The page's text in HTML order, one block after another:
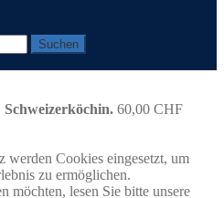
Suchen
60,00 CHF
Cookies eingesetzt, um
zu ermöglichen.
möchten, lesen Sie bitte unsere